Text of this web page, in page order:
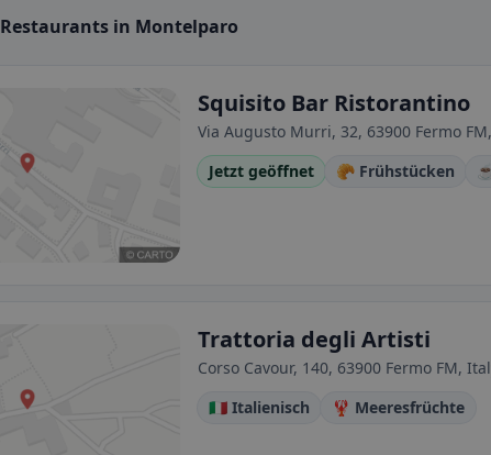
in Montelparo
Squisito Bar Ristorantino
Via Augusto Murri, 32, 63900 Fermo
Jetzt geöffnet 🥐 Frühstücken
Trattoria degli Artisti
Corso Cavour, 140, 63900 Fermo FM,
🇮🇹 Italienisch 🦞 Meeresfrüchte